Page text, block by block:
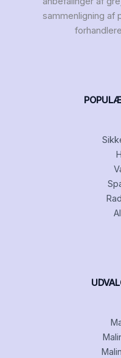
sammenligning af